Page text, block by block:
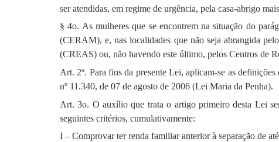
ser atendidas, em regime de urgência, pela casa-abrigo
§ 4o. As mulheres que se encontrem na situação do
(CERAM), e, nas localidades que não seja abrangida
(CREAS) ou, não havendo este último, pelos Centros de
Art. 2º. Para fins da presente Lei, aplicam-se as
nº 11.340, de 07 de agosto de 2006 (Lei Maria da Penha).
Art. 3o. O auxílio que trata o artigo primeiro desta Lei
seguintes critérios, cumulativamente:
I – Comprovar ter renda familiar anterior à separação de